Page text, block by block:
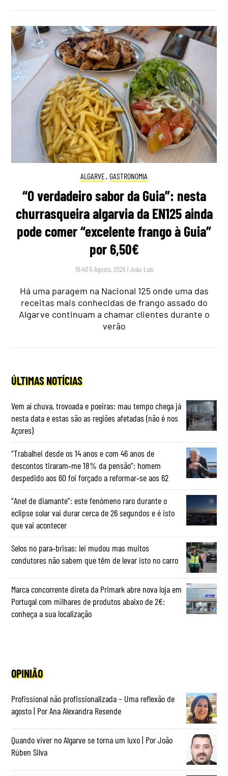
ALGARVE, GASTRONOMIA
“O verdadeiro sabor da Guia”: nesta
churrasqueira algarvia da EN125 ainda
pode comer “excelente frango à Guia”
por 6,50€
16:40 5 Agosto, 2026 |João Luís
Há uma paragem na Nacional 125 onde uma das
receitas mais conhecidas de frango assado do
Algarve continuam a chamar clientes durante o
verão
ÚLTIMAS NOTÍCIAS
Vem aí chuva, trovoada e poeiras: mau tempo chega já
nesta data e estas são as regiões afetadas (não é nos
Açores)
“Trabalhei desde os 14 anos e com 46 anos de
descontos tiraram‑me 18% da pensão”: homem
despedido aos 60 foi forçado a reformar‑se aos 62
“Anel de diamante”: este fenómeno raro durante o
eclipse solar vai durar cerca de 26 segundos e é isto
que vai acontecer
Selos no para‑brisas: lei mudou mas muitos
condutores não sabem que têm de levar isto no carro
Marca concorrente direta da Primark abre nova loja em
Portugal com milhares de produtos abaixo de 2€:
conheça a sua localização
OPINIÃO
Profissional não profissionalizada – Uma reflexão de
agosto | Por Ana Alexandra Resende
Quando viver no Algarve se torna um luxo | Por João
Rúben Silva